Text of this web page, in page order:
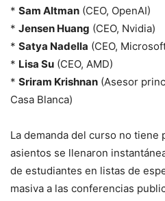
* Sam Altman (CEO, OpenAI)
* Jensen Huang (CEO, Nvidia)
* Satya Nadella (CEO,
* Lisa Su (CEO, AMD)
* Sriram Krishnan (Asesor
Casa Blanca)
La demanda del curso no tiene
asientos se llenaron
de estudiantes en listas de
masiva a las conferencias